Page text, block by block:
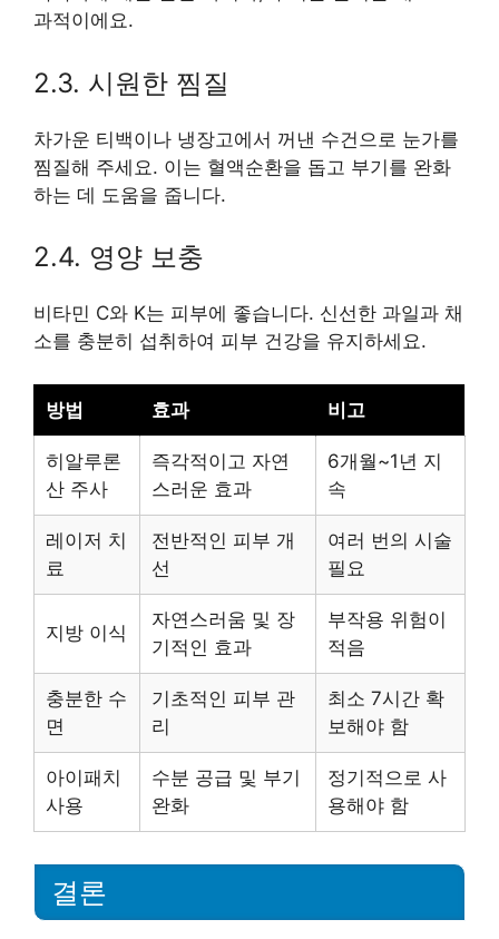
과적이에요.
2.3. 시원한 찜질
차가운 티백이나 냉장고에서 꺼낸 수건으로 눈가를
찜질해 주세요. 이는 혈액순환을 돕고 부기를 완화
하는 데 도움을 줍니다.
2.4. 영양 보충
비타민 C와 K는 피부에 좋습니다. 신선한 과일과 채
소를 충분히 섭취하여 피부 건강을 유지하세요.
방법 효과 비고
히알루론
산 주사
즉각적이고 자연
스러운 효과
6개월~1년 지
속
레이저 치
료
전반적인 피부 개
선
여러 번의 시술
필요
지방 이식
자연스러움 및 장
기적인 효과
부작용 위험이
적음
충분한 수
면
기초적인 피부 관
리
최소 7시간 확
보해야 함
아이패치
사용
수분 공급 및 부기
완화
정기적으로 사
용해야 함
결론